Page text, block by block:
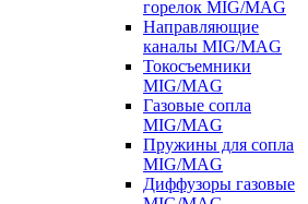
горелок MIG/MAG
Направляющие
каналы MIG/MAG
Токосъемники
MIG/MAG
Газовые сопла
MIG/MAG
Пружины для сопла
MIG/MAG
Диффузоры газовые